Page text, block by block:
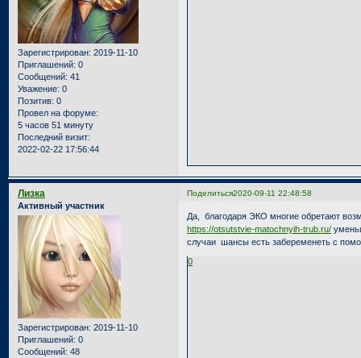
Зарегистрирован: 2019-11-10
Приглашений: 0
Сообщений: 41
Уважение: 0
Позитив: 0
Провел на форуме:
5 часов 51 минуту
Последний визит:
2022-02-22 17:56:44
Поделиться2020-09-11 22:48:58
Лизка
Активный участник
Зарегистрирован: 2019-11-10
Приглашений: 0
Сообщений: 48
Да, благодаря ЭКО многие обретают
https://otsutstvie-matochnyih-trub.ru/
случаи шансы есть забеременеть с
0